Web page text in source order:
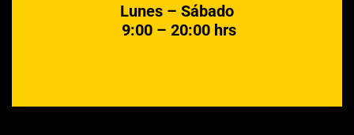
Lunes – Sábado
9:00 – 20:00 hrs